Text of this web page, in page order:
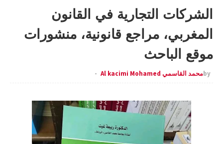
الشركات التجارية في القانون
المغربي، مراجع قانونية، منشورات
موقع الباحث
byمحمد القاسمي Al kacimi Mohamed